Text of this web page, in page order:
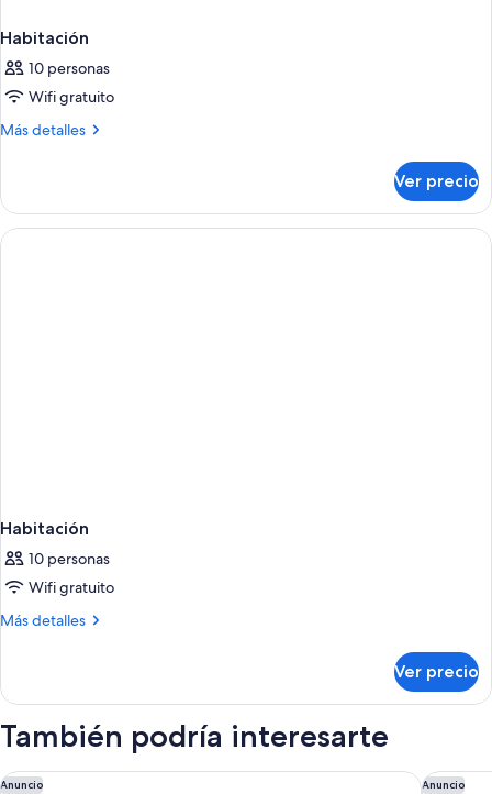
Habitación
10 personas
Wifi gratuito
Más detalles
Más
Ver precio
Habitación
10 personas
Wifi gratuito
Más detalles
Más
Ver precio
También podría interesarte
Anuncio
Park Central South Beach Anuncio
The St.